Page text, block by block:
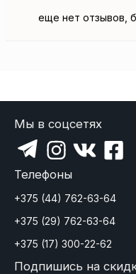
еще нет отзывов,
Мы в соцсетях
Телефоны
+375 (44) 762-63-64
+375 (29) 762-63-64
+375 (17) 300-22-62
Подпишись на